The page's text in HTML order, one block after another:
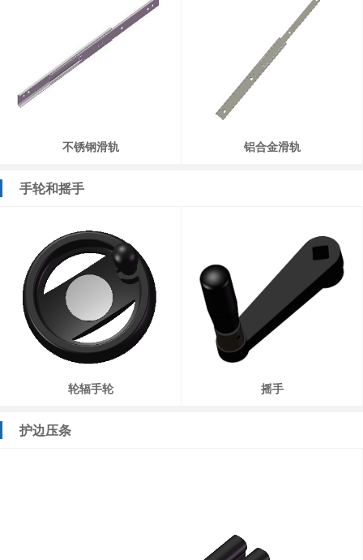
不锈钢滑轨 铝合金滑轨
手轮和摇手
轮辐手轮 摇手
护边压条